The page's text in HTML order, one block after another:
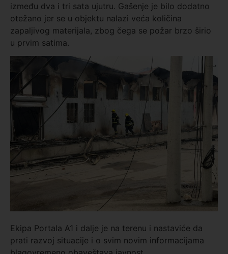
između dva i tri sata ujutru. Gašenje je bilo dodatno
otežano jer se u objektu nalazi veća količina
zapaljivog materijala, zbog čega se požar brzo širio
u prvim satima.
Ekipa Portala A1 i dalje je na terenu i nastaviće da
prati razvoj situacije i o svim novim informacijama